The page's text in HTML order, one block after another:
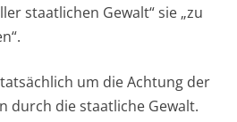
staatlichen Gewalt“ sie „zu
um die Achtung der
durch die staatliche Gewalt.